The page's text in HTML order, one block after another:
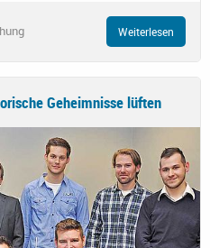
Weiterlesen
Geheimnisse lüften